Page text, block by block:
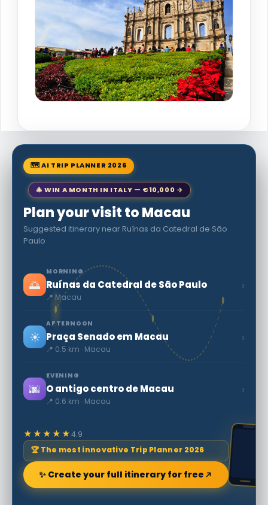
🗺 AI TRIP PLANNER 2026
🎄 WIN A MONTH IN ITALY — €10,000 →
Plan your visit to Macau
Suggested itinerary near Ruínas da Catedral de São
Paulo
🌅
MORNING
Ruínas da Catedral de São Paulo
📍 Macau
›
☀️
AFTERNOON
Praça Senado em Macau
📍 0.5 km · Macau
›
🌆
EVENING
O antigo centro de Macau
📍 0.6 km · Macau
›
★★★★★4.9
🏆 The most innovative Trip Planner 2026
✨ Create your full itinerary for free